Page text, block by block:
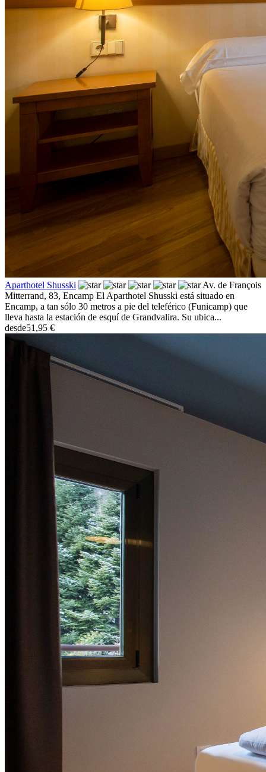
Aparthotel Shusski
Av. de François
Mitterrand, 83, Encamp El Aparthotel Shusski está situado en
Encamp, a tan sólo 30 metros a pie del teleférico (Funicamp) que
lleva hasta la estación de esquí de Grandvalira. Su ubica...
desde51,95 €